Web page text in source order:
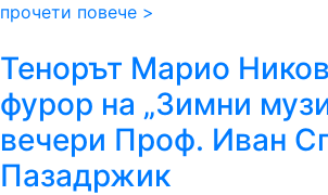
прочети повече >
Тенорът Марио
фурор на „Зимни
вечери Проф. Иван
Пазадржик